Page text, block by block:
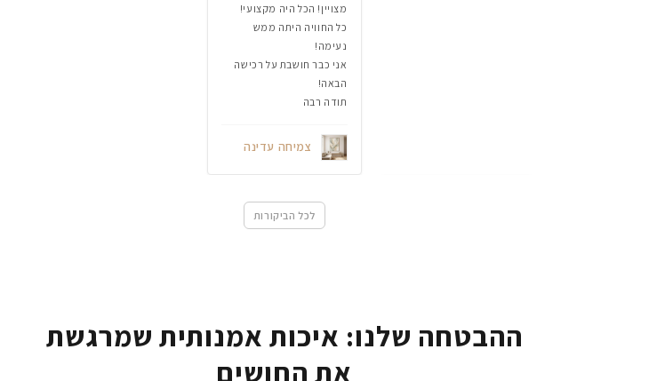
מצויין! הכל היה מקצועי!
כל החוויה היתה ממש
נעימה!
אני כבר חושבת על רכישה
הבאה!
תודה רבה
צמיחה עדינה
לכל הביקורות
ההבטחה שלנו: איכות אמנותית שמרגשת
את החושים